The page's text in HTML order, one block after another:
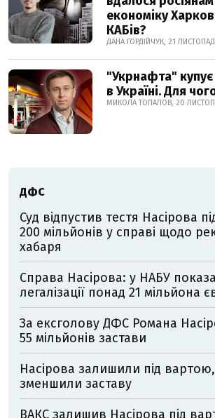
економіку
КАБів?
ДАНА ГОРДІЙЧУК, 21
"Укрнафта"
в Україні. Для
МИКОЛА ТОПАЛОВ, 20
ДФС
Суд відпустив тестя Насірова
200 мільйонів у справі щодо
хабаря
Справа Насірова: у НАБУ
легалізації понад 21 мільйона
За ексголову ДФС Романа
55 мільйонів застави
Насірова залишили під
зменшили заставу
ВАКС залишив Насірова під